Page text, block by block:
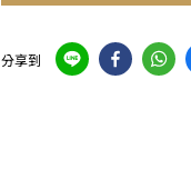
分享到